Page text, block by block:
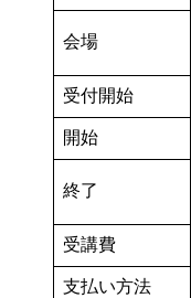
会場
受付開始
開始
終了
受講費
支払い方法